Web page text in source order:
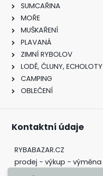
SUMCAŘINA
MOŘE
MUŠKAŘENÍ
PLAVANÁ
ZIMNÍ RYBOLOV
LODĚ, ČLUNY, ECHOLOTY
CAMPING
OBLEČENÍ
Kontaktní údaje
RYBABAZAR.CZ
prodej - výkup - výměna